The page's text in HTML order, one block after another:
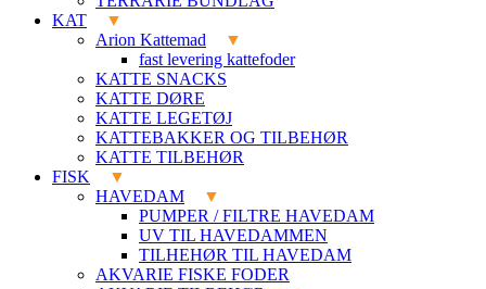
KAT
Arion Kattemad
fast levering kattefoder
KATTE SNACKS
KATTE DØRE
KATTE LEGETØJ
KATTEBAKKER OG TILBEHØR
KATTE TILBEHØR
FISK
HAVEDAM
PUMPER / FILTRE HAVEDAM
UV TIL HAVEDAMMEN
TILHEHØR TIL HAVEDAM
AKVARIE FISKE FODER